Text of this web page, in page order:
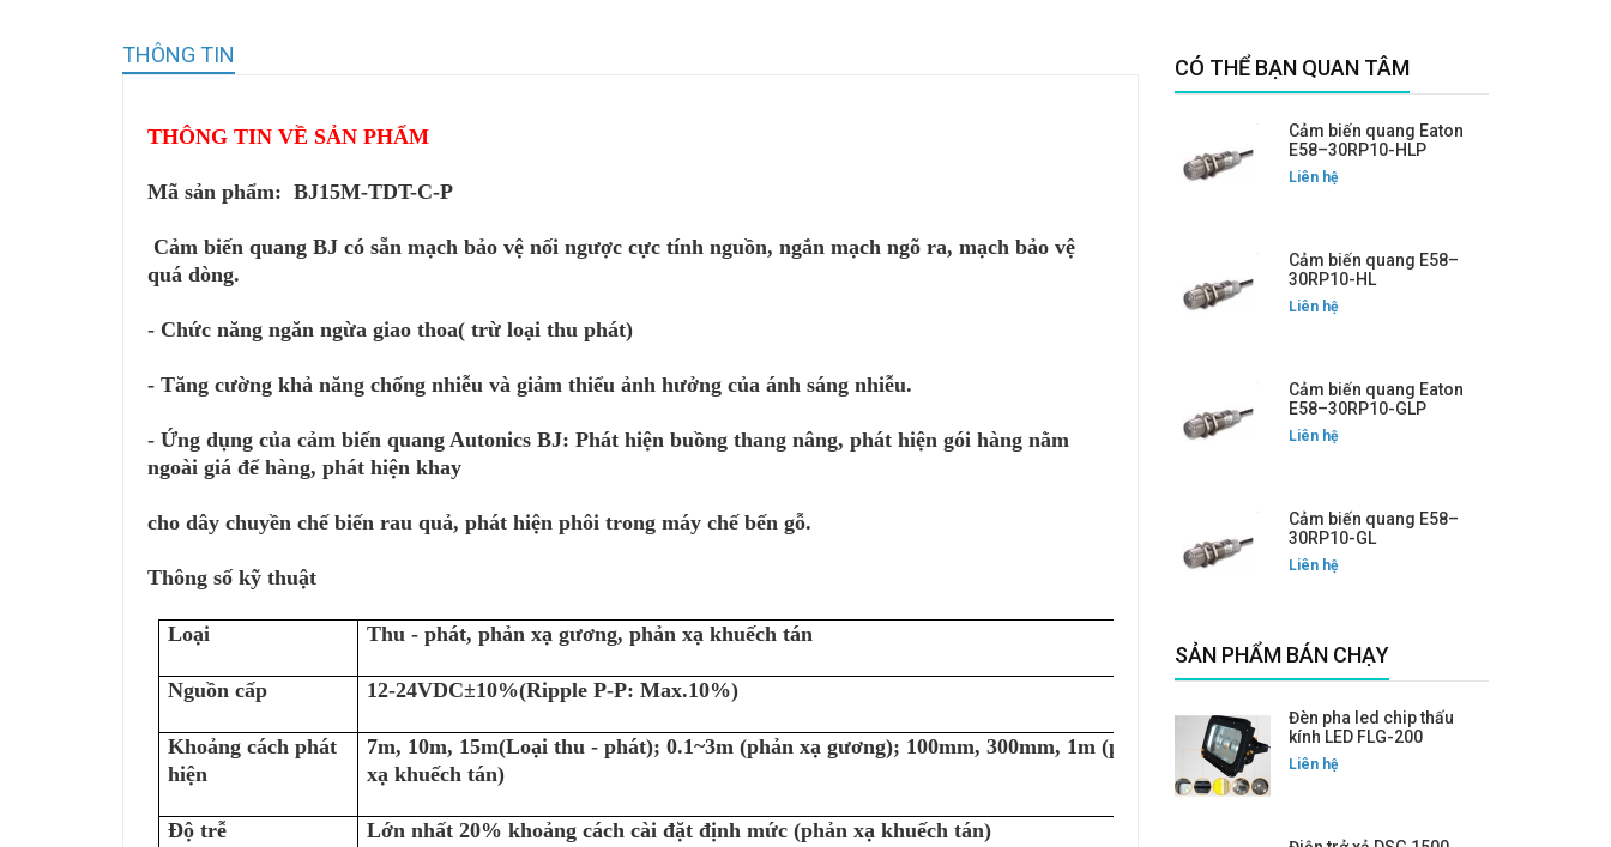
THÔNG TIN
THÔNG TIN VỀ SẢN PHẨM
Mã sản phẩm: BJ15M-TDT-C-P
Cảm biến quang BJ có sẵn mạch bảo vệ nối ngược cực tính nguồn, ngắn mạch ngõ ra, mạch bảo vệ
quá dòng.
- Chức năng ngăn ngừa giao thoa( trừ loại thu phát)
- Tăng cường khả năng chống nhiễu và giảm thiểu ảnh hưởng của ánh sáng nhiễu.
- Ứng dụng của cảm biến quang Autonics BJ: Phát hiện buồng thang nâng, phát hiện gói hàng nằm
ngoài giá để hàng, phát hiện khay
cho dây chuyền chế biến rau quả, phát hiện phôi trong máy chế bến gỗ.
Thông số kỹ thuật
Loại Thu - phát, phản xạ gương, phản xạ khuếch tán
Nguồn cấp 12-24VDC±10%(Ripple P-P: Max.10%)
Khoảng cách phát
hiện
7m, 10m, 15m(Loại thu - phát); 0.1~3m (phản xạ gương); 100mm, 300mm, 1m (phản
xạ khuếch tán)
Độ trễ Lớn nhất 20% khoảng cách cài đặt định mức (phản xạ khuếch tán)
CÓ THỂ BẠN QUAN TÂM
Cảm biến quang Eaton
E58–30RP10-HLP
Liên hệ
Cảm biến quang E58–
30RP10-HL
Liên hệ
Cảm biến quang Eaton
E58–30RP10-GLP
Liên hệ
Cảm biến quang E58–
30RP10-GL
Liên hệ
SẢN PHẨM BÁN CHẠY
Đèn pha led chip thấu
kính LED FLG-200
Liên hệ